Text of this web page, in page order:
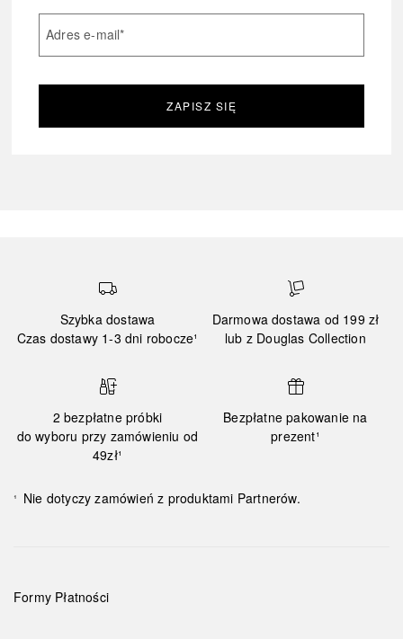
Adres e-mail*
ZAPISZ SIĘ
Szybka dostawa
Czas dostawy 1-3 dni robocze¹
Darmowa dostawa od 199 zł
lub z Douglas Collection
2 bezpłatne próbki
do wyboru przy zamówieniu od
49zł¹
Bezpłatne pakowanie na
prezent¹
¹ Nie dotyczy zamówień z produktami Partnerów.
Formy Płatności